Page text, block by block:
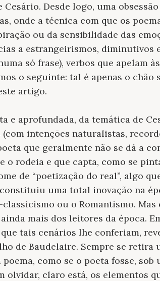
Cesário. Desde logo, uma
onde a técnica com que os
ou da sensibilidade das
a estrangeirismos, diminutivos
só frase), verbos que apelam
o seguinte: tal é apenas o
artigo.
e aprofundada, da temática de
intenções naturalistas,
que geralmente não se dá a
o rodeia e que capta, como se
de “poetização do real”, algo
uma total inovação na
ou o Romantismo.
mais dos leitores da época.
tais cenários lhe conferiam,
de Baudelaire. Sempre se retira
como se o poeta fosse,
olvidar, claro está, os elementos